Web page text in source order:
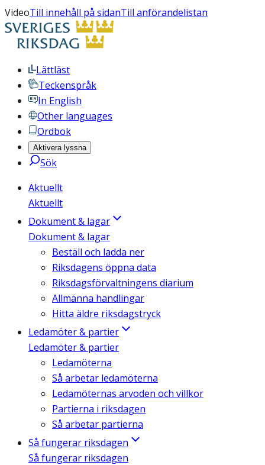
VideoTill innehåll på sidanTill anförandelistan
Lättläst
Teckenspråk
In English
Other languages
Ordbok
Aktivera lyssna
Sök
Aktuellt
Aktuellt
Dokument & lagar
Dokument & lagar
Beställ och ladda ner
Riksdagens öppna data
Riksdagsförvaltningens diarium
Allmänna handlingar
Hitta äldre riksdagstryck
Ledamöter & partier
Ledamöter & partier
Ledamöterna
Så arbetar ledamöterna
Ledamöternas arvoden och villkor
Partierna i riksdagen
Så arbetar partierna
Så fungerar riksdagen
Så fungerar riksdagen